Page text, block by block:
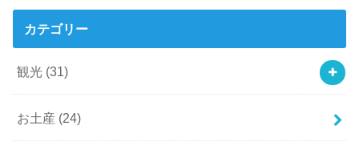
カテゴリー
観光 (31)
お土産 (24)